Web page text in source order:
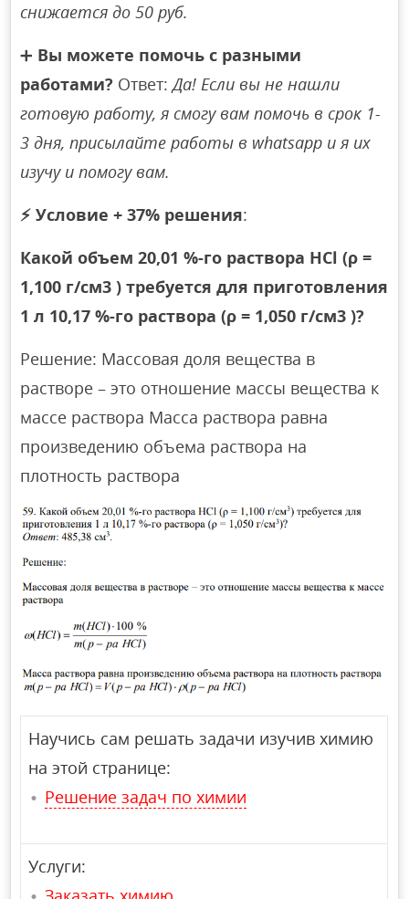
снижается до 50 руб.
➕ Вы можете помочь с разными
работами? Ответ:Да! Если вы не нашли
готовую работу, я смогу вам помочь в срок 1-
3 дня, присылайте работы в whatsapp и я их
изучу и помогу вам.
⚡ Условие + 37% решения:
Какой объем 20,01 %-го раствора HCl (ρ =
1,100 г/см3 ) требуется для приготовления
1 л 10,17 %-го раствора (ρ = 1,050 г/см3 )?
Решение: Массовая доля вещества в
растворе – это отношение массы вещества к
массе раствора Масса раствора равна
произведению объема раствора на
плотность раствора
Научись сам решать задачи изучив химию
на этой странице:
Решение задач по химии
Услуги: